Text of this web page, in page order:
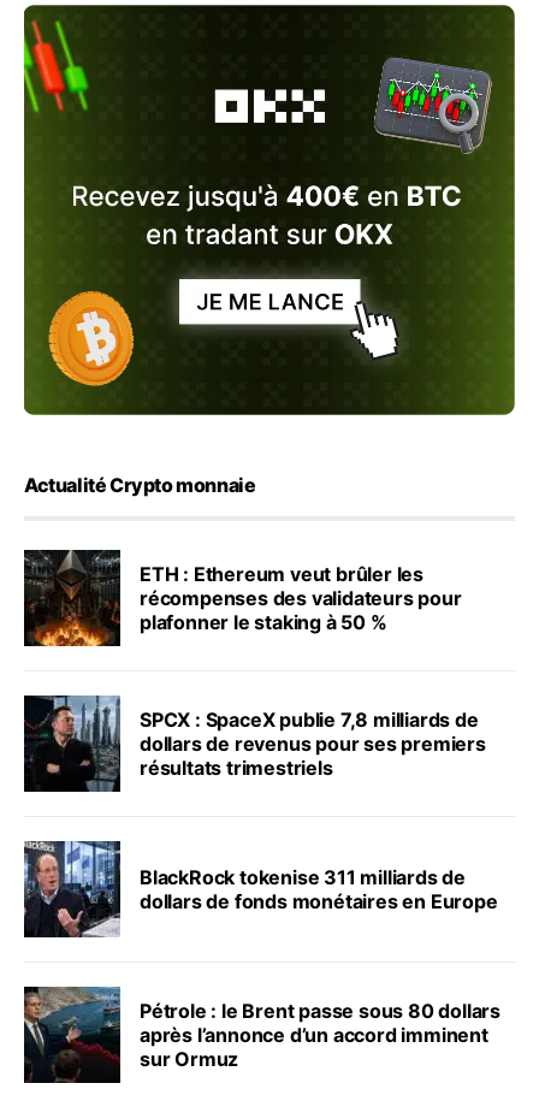
Actualité Crypto monnaie
ETH : Ethereum veut brûler les
récompenses des validateurs pour
plafonner le staking à 50 %
SPCX : SpaceX publie 7,8 milliards de
dollars de revenus pour ses premiers
résultats trimestriels
BlackRock tokenise 311 milliards de
dollars de fonds monétaires en Europe
Pétrole : le Brent passe sous 80 dollars
après l’annonce d’un accord imminent
sur Ormuz